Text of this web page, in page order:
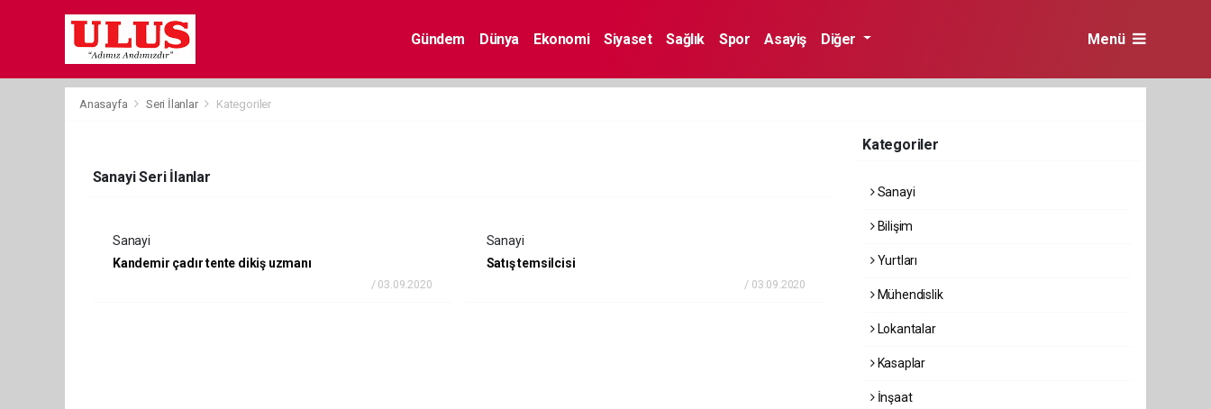
Gündem Dünya Ekonomi Siyaset Sağlık Spor Asayiş Diğer Menü
Anasayfa Seri İlanlar Kategoriler
Sanayi Seri İlanlar
Sanayi
Kandemir çadır tente dikiş uzmanı
/ 03.09.2020
Sanayi
Satış temsilcisi
/ 03.09.2020
Kategoriler
Sanayi
Bilişim
Yurtları
Mühendislik
Lokantalar
Kasaplar
İnşaat